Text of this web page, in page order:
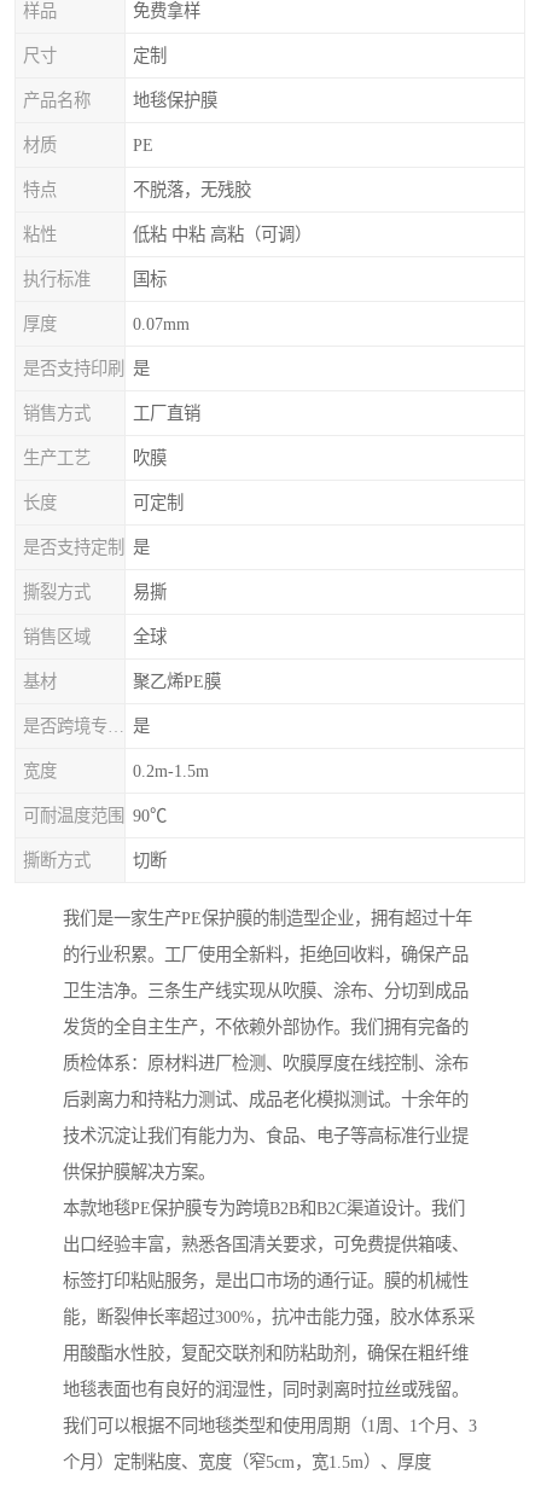
样品 免费拿样
尺寸 定制
产品名称 地毯保护膜
材质 PE
特点 不脱落，无残胶
粘性 低粘 中粘 高粘（可调）
执行标准 国标
厚度 0.07mm
是否支持印刷 是
销售方式 工厂直销
生产工艺 吹膜
长度 可定制
是否支持定制 是
撕裂方式 易撕
销售区域 全球
基材 聚乙烯PE膜
是
宽度 0.2m-1.5m
可耐温度范围 90℃
撕断方式 切断
我们是一家生产PE保护膜的制造型企业，拥有超过十年
的行业积累。工厂使用全新料，拒绝回收料，确保产品
卫生洁净。三条生产线实现从吹膜、涂布、分切到成品
发货的全自主生产，不依赖外部协作。我们拥有完备的
质检体系：原材料进厂检测、吹膜厚度在线控制、涂布
后剥离力和持粘力测试、成品老化模拟测试。十余年的
技术沉淀让我们有能力为、食品、电子等高标准行业提
供保护膜解决方案。
本款地毯PE保护膜专为跨境B2B和B2C渠道设计。我们
出口经验丰富，熟悉各国清关要求，可免费提供箱唛、
标签打印粘贴服务，是出口市场的通行证。膜的机械性
能，断裂伸长率超过300%，抗冲击能力强，胶水体系采
用酸酯水性胶，复配交联剂和防粘助剂，确保在粗纤维
地毯表面也有良好的润湿性，同时剥离时拉丝或残留。
我们可以根据不同地毯类型和使用周期（1周、1个月、3
个月）定制粘度、宽度（窄5cm，宽1.5m）、厚度